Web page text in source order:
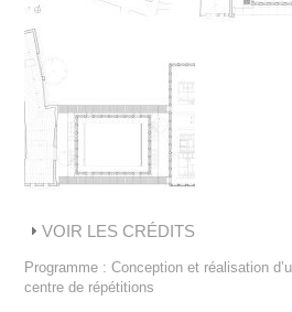
VOIR LES CRÉDITS
Programme : Conception et réalisation
centre de répétitions